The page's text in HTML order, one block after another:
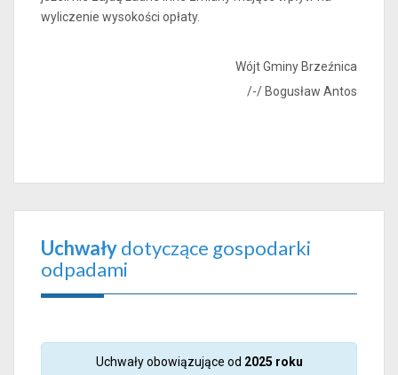
wyliczenie wysokości opłaty.
Wójt Gminy Brzeźnica
/-/ Bogusław Antos
Uchwałydotyczące gospodarki
odpadami
Uchwały obowiązujące od 2025 roku